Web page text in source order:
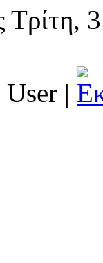
User |